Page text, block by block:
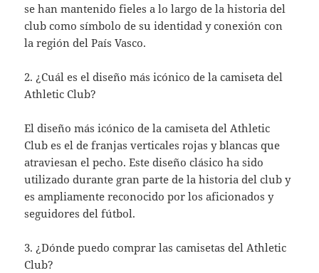
se han mantenido fieles a lo largo de la historia del
club como símbolo de su identidad y conexión con
la región del País Vasco.
2. ¿Cuál es el diseño más icónico de la camiseta del
Athletic Club?
El diseño más icónico de la camiseta del Athletic
Club es el de franjas verticales rojas y blancas que
atraviesan el pecho. Este diseño clásico ha sido
utilizado durante gran parte de la historia del club y
es ampliamente reconocido por los aficionados y
seguidores del fútbol.
3. ¿Dónde puedo comprar las camisetas del Athletic
Club?